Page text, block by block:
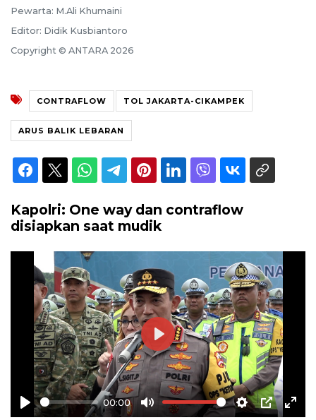
Pewarta: M.Ali Khumaini
Editor: Didik Kusbiantoro
Copyright © ANTARA 2026
CONTRAFLOW TOL JAKARTA-CIKAMPEK
ARUS BALIK LEBARAN
Kapolri: One way dan contraflow
disiapkan saat mudik
00:00
Play